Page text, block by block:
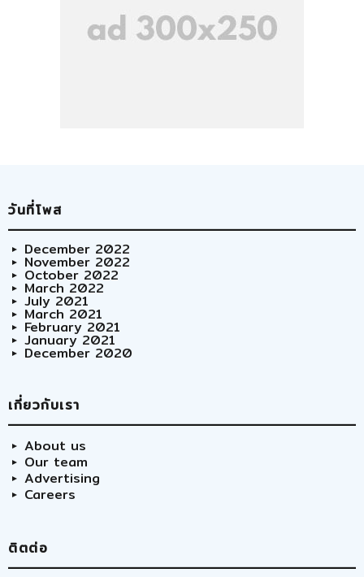
วันที่โพส
December 2022
November 2022
October 2022
March 2022
July 2021
March 2021
February 2021
January 2021
December 2020
เกี่ยวกับเรา
About us
Our team
Advertising
Careers
ติตต่อ